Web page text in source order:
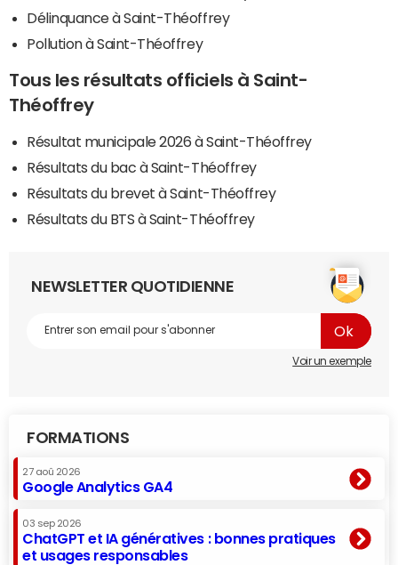
Délinquance à Saint-Théoffrey
Pollution à Saint-Théoffrey
Tous les résultats officiels à Saint-
Théoffrey
Résultat municipale 2026 à Saint-Théoffrey
Résultats du bac à Saint-Théoffrey
Résultats du brevet à Saint-Théoffrey
Résultats du BTS à Saint-Théoffrey
NEWSLETTER QUOTIDIENNE
Voir un exemple
FORMATIONS
27 aoû 2026
Google Analytics GA4
03 sep 2026
ChatGPT et IA génératives : bonnes pratiques
et usages responsables